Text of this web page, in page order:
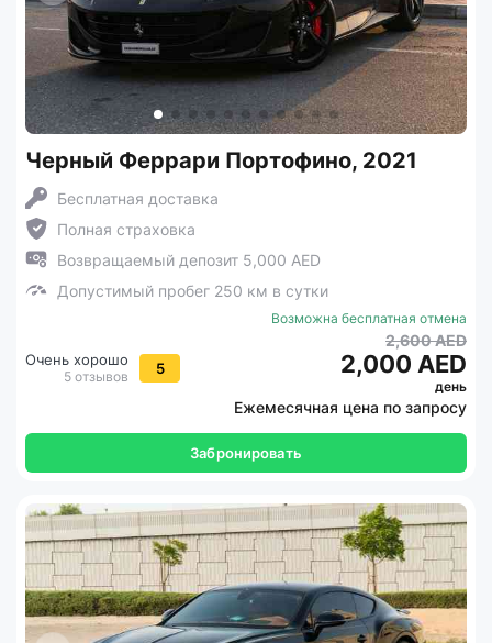
Черный Феррари Портофино, 2021
Бесплатная доставка
Полная страховка
Возвращаемый депозит 5,000 AED
Допустимый пробег 250 км в сутки
Очень хорошо
5 отзывов 5
Возможна бесплатная отмена
2,600 AED
2,000 AED
день
Ежемесячная цена по запросу
Забронировать